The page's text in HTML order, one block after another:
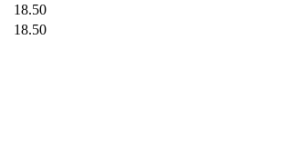
18.50
18.50